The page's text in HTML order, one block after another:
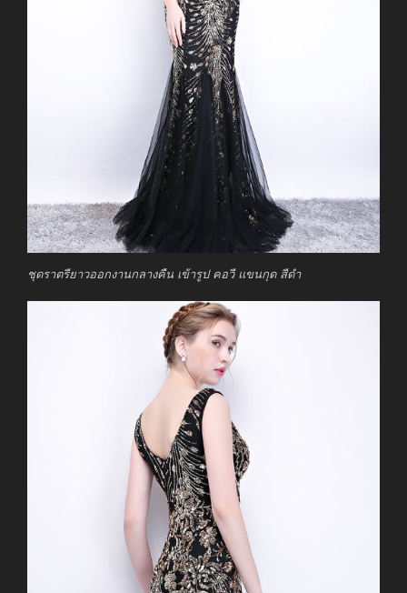
ชุดราตรียาวออกงานกลางคืน เข้ารูป คอวี แขนกุด สีดำ